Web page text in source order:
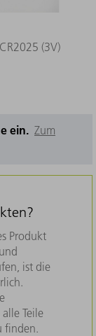
(3V)
ein. Zum
Produkt
ist die
Teile
finden.